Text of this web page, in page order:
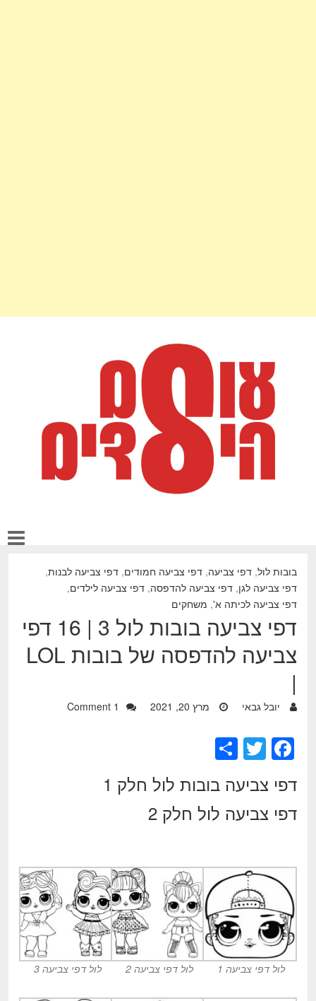
בובות לול, דפי צביעה, דפי צביעה חמודים, דפי צביעה לבנות,
דפי צביעה לגן, דפי צביעה להדפסה, דפי צביעה לילדים,
דפי צביעה לכיתה א', משחקים
דפי צביעה בובות לול 3 | 16 דפי
צביעה להדפסה של בובות LOL
|
יובל גבאי מרץ 20, 2021 1 Comment
F
c
e
o
o
k
T
tt
er
ar
e
דפי צביעה בובות לול חלק 1
דפי צביעה לול חלק 2
לול דפי צביעה 1 לול דפי צביעה 2 לול דפי צביעה 3